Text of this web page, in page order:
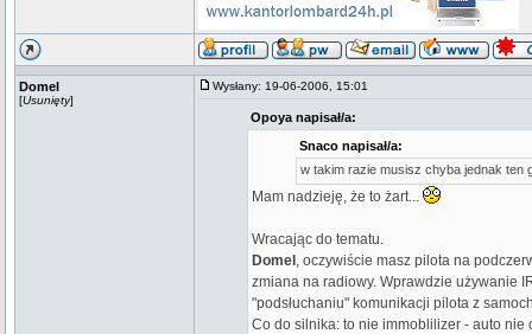
Domel
[Usunięty]
Wysłany: 19-06-2006, 15:01
Opoya napisał/a:
Snaco napisał/a:
w takim razie musisz chyba jednak ten
Mam nadzieję, że to żart...
Wracając do tematu.
Domel , oczywiście masz pilota na
zmiana na radiowy. Wprawdzie używanie
"podsłuchaniu" komunikacji pilota z
Co do silnika: to nie immoblilizer - auto nie